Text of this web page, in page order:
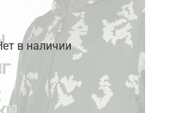
в наличии